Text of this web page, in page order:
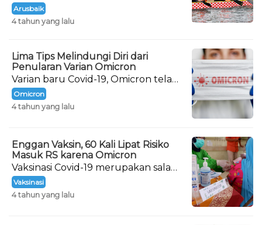
Bendungan Ladongi di Kabupaten
Kolaka Timur, Provinsi Sulawesi
Arusbaik
4 tahun yang lalu
Lima Tips Melindungi Diri dari
Penularan Varian Omicron
Varian baru Covid-19, Omicron telah
terdeteksi masuk ke Indonesia
sejak 15 Desember 2021.
Omicron
4 tahun yang lalu
Enggan Vaksin, 60 Kali Lipat Risiko
Masuk RS karena Omicron
Vaksinasi Covid-19 merupakan salah
satu cara agar tubuh mampu
menghadapi virus Corona.
Vaksinasi
4 tahun yang lalu